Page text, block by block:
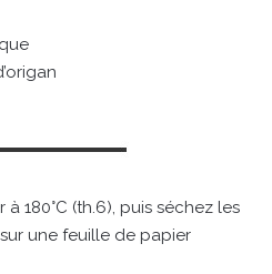
180°C (th.6), puis séchez les
une feuille de papier